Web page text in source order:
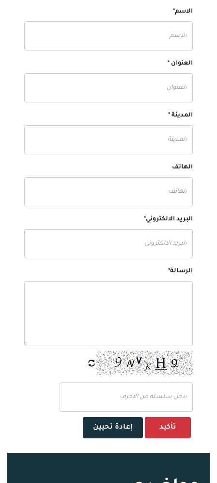
الاسم*
العنوان *
المدينة *
الهاتف
البريد الالكتروني*
الرسالة*
تأكيد إعادة تحيين